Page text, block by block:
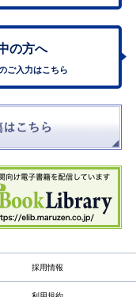
の方へ
ご入力はこちら
採用情報